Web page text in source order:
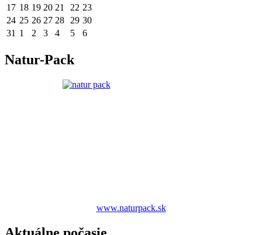
17 18 19 20 21 22 23
24 25 26 27 28 29 30
31 1 2 3 4 5 6
Natur-Pack
www.naturpack.sk